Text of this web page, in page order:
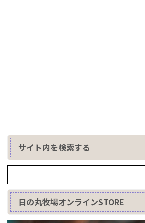
サイト内を検索する
日の丸牧場オンラインSTORE